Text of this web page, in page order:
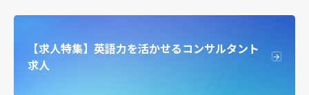
【求人特集】英語力を活かせるコンサルタント
求人